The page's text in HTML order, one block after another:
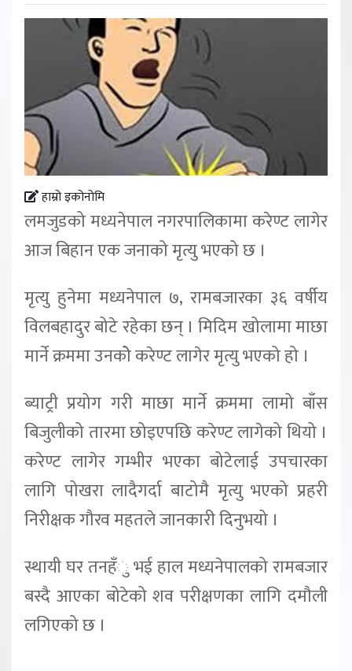
हाम्रो इकोनोमि
लमजुडको मध्यनेपाल नगरपालिकामा करेण्ट लागेर
आज बिहान एक जनाको मृत्यु भएको छ ।
मृत्यु हुनेमा मध्यनेपाल ७, रामबजारका ३६ वर्षीय
विलबहादुर बोटे रहेका छन् । मिदिम खोलामा माछा
मार्ने क्रममा उनकोे करेण्ट लागेर मृत्यु भएको हो ।
ब्याट्री प्रयोग गरी माछा मार्ने क्रममा लामो बाँस
बिजुलीको तारमा छोइएपछि करेण्ट लागेको थियो ।
करेण्ट लागेर गम्भीर भएका बोटेलाई उपचारका
लागि पोखरा लादैगर्दा बाटोमै मृत्यु भएको प्रहरी
निरीक्षक गौरव महतले जानकारी दिनुभयो ।
स्थायी घर तनहँु भई हाल मध्यनेपालको रामबजार
बस्दै आएका बोटेको शव परीक्षणका लागि दमौली
लगिएको छ ।